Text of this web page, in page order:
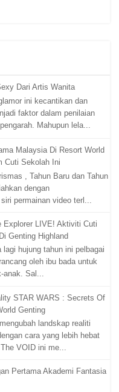
Dari Artis Wanita
ini kecantikan dan
faktor dalam penilaian
Mahupun lela...
Malaysia Di Resort World
Cuti Sekolah Ini
, Tahun Baru dan Tahun
dengan
permainan video terl...
Explorer LIVE! Aktiviti Cuti
Genting Highland
hujung tahun ini pelbagai
oleh ibu bada untuk
anak. Sal...
STAR WARS : Secrets Of
Genting
landskap realiti
cara yang lebih hebat
VOID ini me...
Pertama Akademi Fantasia